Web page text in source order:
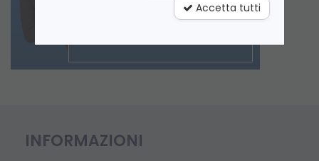
INFORMAZIONI
Accetta tutti